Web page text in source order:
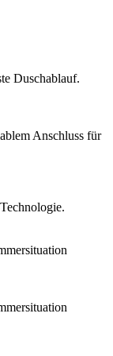
Duschablauf.
Anschluss für